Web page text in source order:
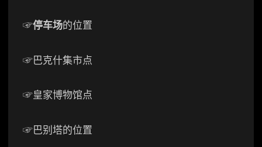
☞停车场的位置
☞巴克什集市点
☞皇家博物馆点
☞巴别塔的位置